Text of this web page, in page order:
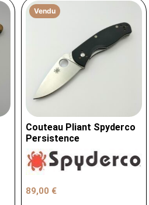
Vendu
Couteau Pliant Spyderco
Persistence
89,00 €